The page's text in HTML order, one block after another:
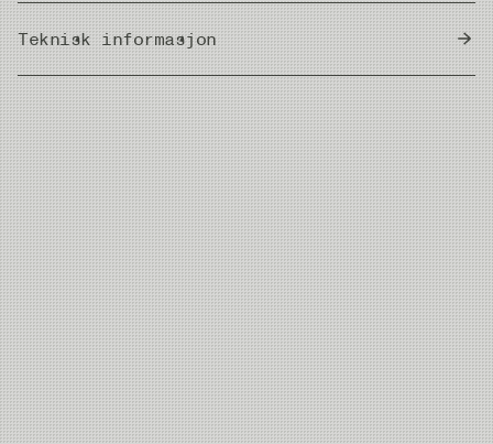
Teknisk informasjon
Country of Origin Japan